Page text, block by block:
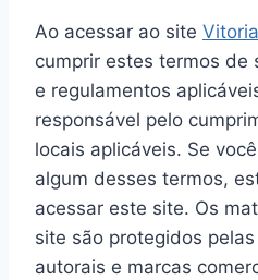
Ao acessar ao site
cumprir estes termos de
e regulamentos
responsável pelo
locais aplicáveis. Se
algum desses termos,
acessar este site. Os
site são protegidos
autorais e marcas